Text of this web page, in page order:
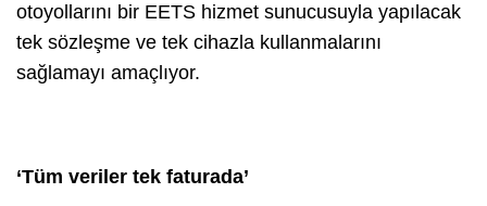
otoyollarını bir EETS hizmet sunucusuyla yapılacak
tek sözleşme ve tek cihazla kullanmalarını
sağlamayı amaçlıyor.
‘Tüm veriler tek faturada’